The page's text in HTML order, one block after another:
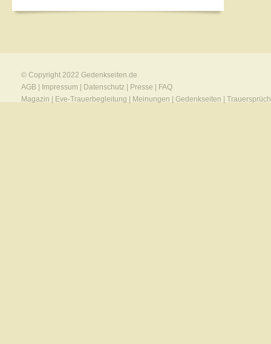
© Copyright 2022 Gedenkseiten.de
AGB
Impressum Datenschutz Presse
FAQ
Magazin
Eve-Trauerbegleitung Meinungen Gedenkseiten